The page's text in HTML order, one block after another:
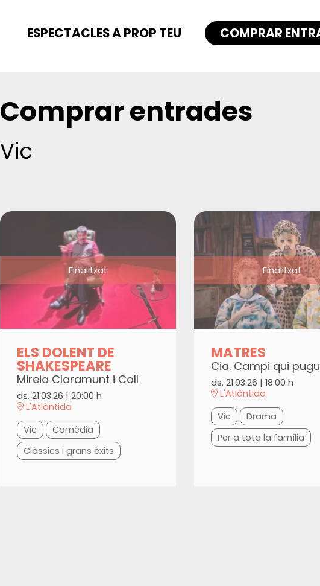
ESPECTACLES A PROP TEU COMPRAR
Comprar entrades
Vic
Finalitzat
ELS DOLENT DE
SHAKESPEARE
Mireia Claramunt i Coll
ds. 21.03.26 |20:00 h
L'Atlàntida
Vic
Comèdia
Clàssics i grans èxits
Finalitzat
MATRES
Cia. Campi qui
ds. 21.03.26 | 18:00 h
L'Atlàntida
Vic
Drama
Per a tota la família